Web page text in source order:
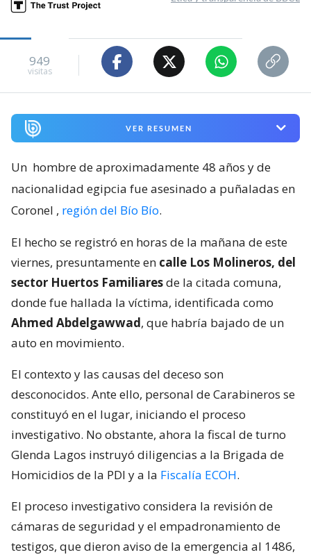
949
visitas
VER RESUMEN
Un hombre de aproximadamente 48 años y de
nacionalidad egipcia fue asesinado a puñaladas en
Coronel , región del Bío Bío.
El hecho se registró en horas de la mañana de este
viernes, presuntamente en calle Los Molineros, del
sector Huertos Familiaresde la citada comuna,
donde fue hallada la víctima, identificada como
Ahmed Abdelgawwad, que habría bajado de un
auto en movimiento.
El contexto y las causas del deceso son
desconocidos. Ante ello, personal de Carabineros se
constituyó en el lugar, iniciando el proceso
investigativo. No obstante, ahora la fiscal de turno
Glenda Lagos instruyó diligencias a la Brigada de
Homicidios de la PDI y a la Fiscalía ECOH.
El proceso investigativo considera la revisión de
cámaras de seguridad y el empadronamiento de
testigos, que dieron aviso de la emergencia al 1486,